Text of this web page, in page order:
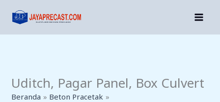
Uditch, Pagar Panel, Box Culvert
Beranda
Beton Pracetak